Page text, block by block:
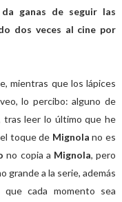
ganas de seguir las
dos veces al cine por
mientras que los lápices
lo percibo: alguno de
tras leer lo último que he
toque de Mignola no es
no copia a Mignola, pero
grande a la serie, además
cada momento sea